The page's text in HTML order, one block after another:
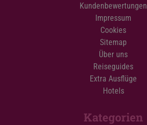
Kundenbewertungen
Impressum
Cookies
Sitemap
Über uns
Reiseguides
Extra Ausflüge
Hotels
Kategorien